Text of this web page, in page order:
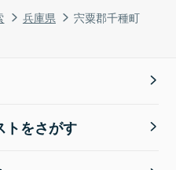
兵庫県 宍粟郡千種町
トをさがす